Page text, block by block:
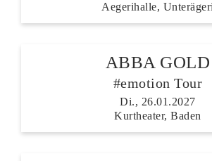
Aegerihalle, Unterägeri
ABBA GOLD
#emotion Tour
Di., 26.01.2027
Kurtheater, Baden